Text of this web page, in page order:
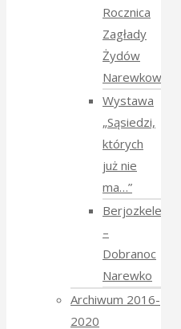
Rocznica
Zagłady
Żydów
Narewkowskich
Wystawa
„Sąsiedzi,
których
już nie
ma…”
Berjozkele
–
Dobranoc
Narewko
Archiwum 2016-
2020